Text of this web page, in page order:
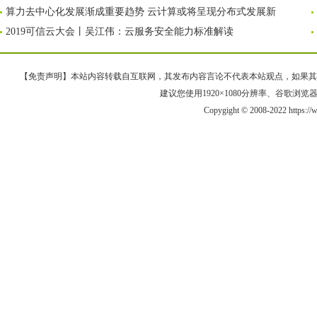
算力去中心化发展渐成重要趋势 云计算或将呈现分布式发展新
2019可信云大会丨吴江伟：云服务安全能力标准解读
【免责声明】本站内容转载自互联网，其发布内容言论不代表本站观点，如果
建议您使用1920×1080分辨率、谷歌浏览
Copygight © 2008-2022 https://